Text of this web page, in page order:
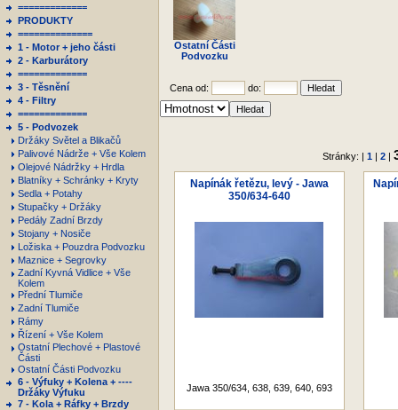
=============
PRODUKTY
==============
1 - Motor + jeho části
2 - Karburátory
=============
3 - Těsnění
4 - Filtry
=============
5 - Podvozek
Držáky Světel a Blikačů
Palivové Nádrže + Vše Kolem
Olejové Nádržky + Hrdla
Blatníky + Schránky + Kryty
Sedla + Potahy
Stupačky + Držáky
Pedály Zadní Brzdy
Stojany + Nosiče
Ložiska + Pouzdra Podvozku
Maznice + Segrovky
Zadní Kyvná Vidlice + Vše
Kolem
Přední Tlumiče
Zadní Tlumiče
Rámy
Řízení + Vše Kolem
Ostatní Plechové + Plastové
Části
Ostatní Části Podvozku
6 - Výfuky + Kolena + ----
Držáky Výfuku
7 - Kola + Ráfky + Brzdy
Ostatní Části
Podvozku
Cena od: do:
Stránky: | 1| 2|
Napínák řetězu, levý - Jawa
350/634-640
Jawa 350/634, 638, 639, 640, 693